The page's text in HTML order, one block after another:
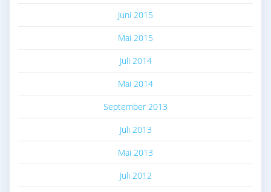
Juni 2015
Mai 2015
Juli 2014
Mai 2014
September 2013
Juli 2013
Mai 2013
Juli 2012